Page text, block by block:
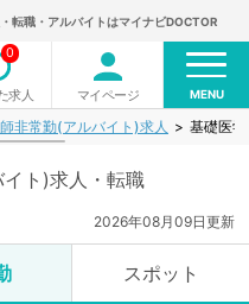
転職・アルバイトはマイナビDOCTOR
求人
0
マイページ MENU
非常勤(アルバイト)求人 基礎医
ト)求人・転職
2026年08月09日更新
スポット